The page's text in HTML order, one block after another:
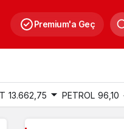
Premium'a Geç
13.662,75 PETROL 96,10